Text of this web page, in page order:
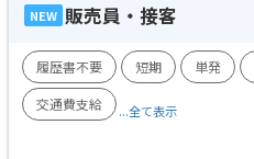
NEW 販売員・接客
履歴書不要 短期 単発
交通費支給
...全て表示